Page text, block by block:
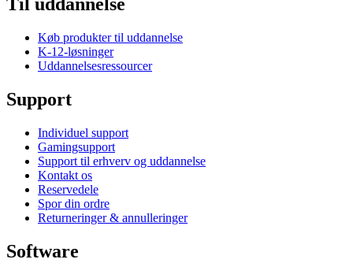
Køb produkter til uddannelse
K-12-løsninger
Uddannelsesressourcer
Support
Individuel support
Gamingsupport
Support til erhverv og uddannelse
Kontakt os
Reservedele
Spor din ordre
Returneringer & annulleringer
Software